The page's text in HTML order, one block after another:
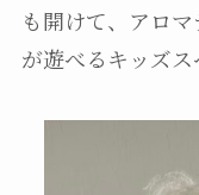
も開けて、アロ
が遊べるキッズ